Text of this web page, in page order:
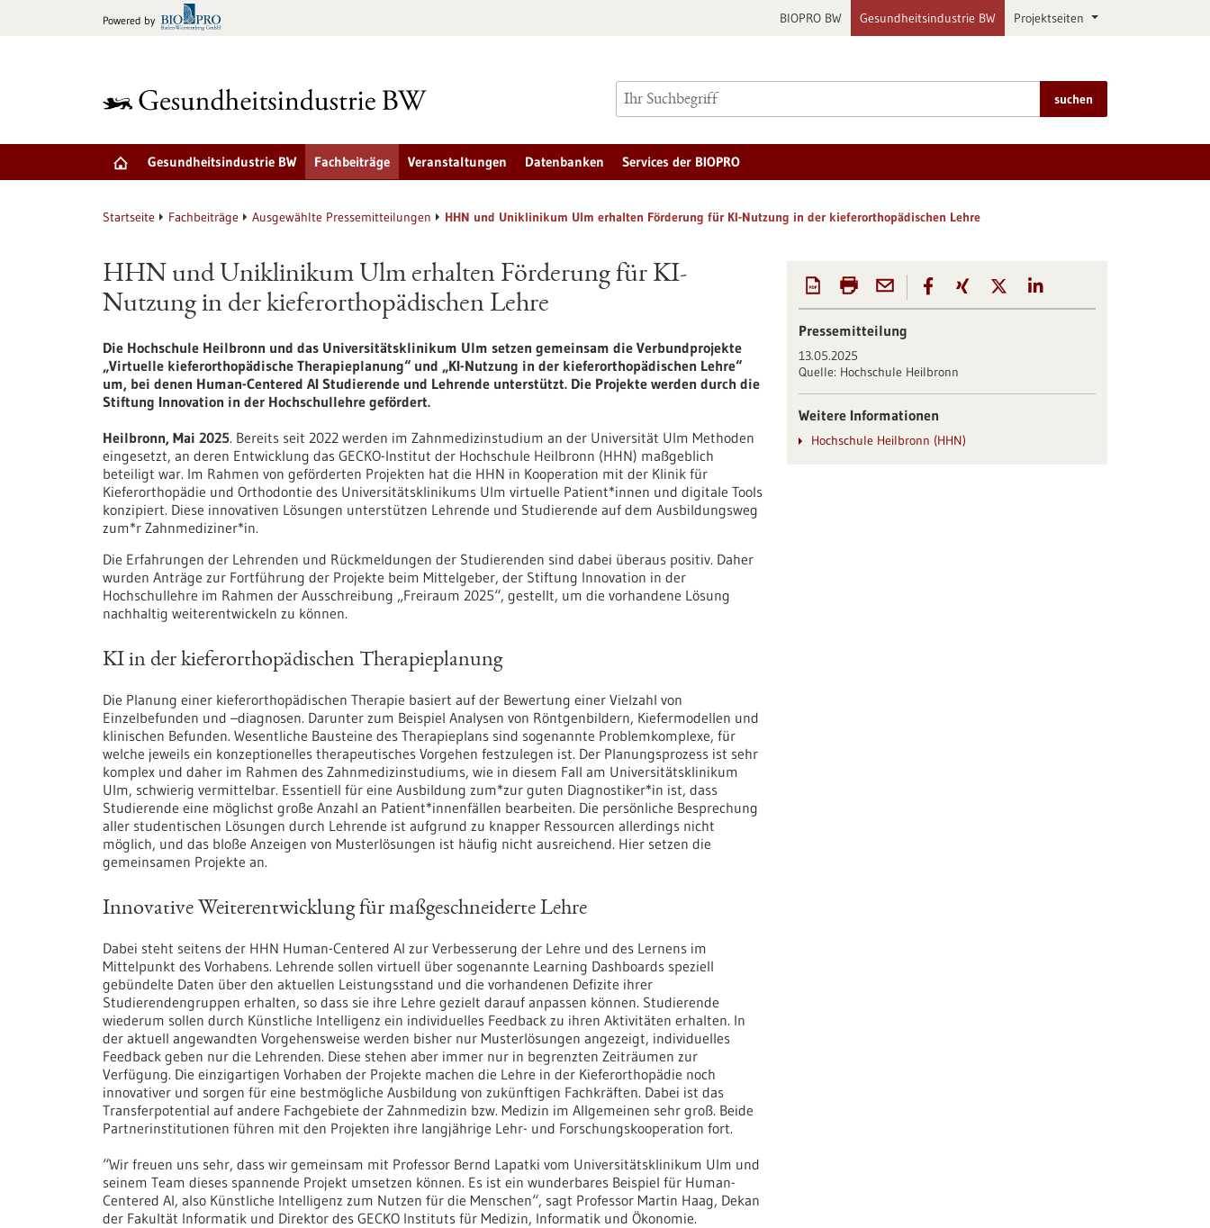
Powered by BIOPRO BW Gesundheitsindustrie BW Projektseiten
suchen
Gesundheitsindustrie BW Fachbeiträge Veranstaltungen Datenbanken Services der BIOPRO
Startseite Fachbeiträge Ausgewählte Pressemitteilungen HHN und Uniklinikum Ulm erhalten Förderung für KI-Nutzung in der kieferorthopädischen Lehre
HHN und Uniklinikum Ulm erhalten Förderung für KI-
Nutzung in der kieferorthopädischen Lehre
Die Hochschule Heilbronn und das Universitätsklinikum Ulm setzen gemeinsam die Verbundprojekte
„Virtuelle kieferorthopädische Therapieplanung“ und „KI-Nutzung in der kieferorthopädischen Lehre“
um, bei denen Human-Centered AI Studierende und Lehrende unterstützt. Die Projekte werden durch die
Stiftung Innovation in der Hochschullehre gefördert.
Heilbronn, Mai 2025. Bereits seit 2022 werden im Zahnmedizinstudium an der Universität Ulm Methoden
eingesetzt, an deren Entwicklung das GECKO-Institut der Hochschule Heilbronn (HHN) maßgeblich
beteiligt war. Im Rahmen von geförderten Projekten hat die HHN in Kooperation mit der Klinik für
Kieferorthopädie und Orthodontie des Universitätsklinikums Ulm virtuelle Patient*innen und digitale Tools
konzipiert. Diese innovativen Lösungen unterstützen Lehrende und Studierende auf dem Ausbildungsweg
zum*r Zahnmediziner*in.
Die Erfahrungen der Lehrenden und Rückmeldungen der Studierenden sind dabei überaus positiv. Daher
wurden Anträge zur Fortführung der Projekte beim Mittelgeber, der Stiftung Innovation in der
Hochschullehre im Rahmen der Ausschreibung „Freiraum 2025“, gestellt, um die vorhandene Lösung
nachhaltig weiterentwickeln zu können.
KI in der kieferorthopädischen Therapieplanung
Die Planung einer kieferorthopädischen Therapie basiert auf der Bewertung einer Vielzahl von
Einzelbefunden und –diagnosen. Darunter zum Beispiel Analysen von Röntgenbildern, Kiefermodellen und
klinischen Befunden. Wesentliche Bausteine des Therapieplans sind sogenannte Problemkomplexe, für
welche jeweils ein konzeptionelles therapeutisches Vorgehen festzulegen ist. Der Planungsprozess ist sehr
komplex und daher im Rahmen des Zahnmedizinstudiums, wie in diesem Fall am Universitätsklinikum
Ulm, schwierig vermittelbar. Essentiell für eine Ausbildung zum*zur guten Diagnostiker*in ist, dass
Studierende eine möglichst große Anzahl an Patient*innenfällen bearbeiten. Die persönliche Besprechung
aller studentischen Lösungen durch Lehrende ist aufgrund zu knapper Ressourcen allerdings nicht
möglich, und das bloße Anzeigen von Musterlösungen ist häufig nicht ausreichend. Hier setzen die
gemeinsamen Projekte an.
Innovative Weiterentwicklung für maßgeschneiderte Lehre
Dabei steht seitens der HHN Human-Centered AI zur Verbesserung der Lehre und des Lernens im
Mittelpunkt des Vorhabens. Lehrende sollen virtuell über sogenannte Learning Dashboards speziell
gebündelte Daten über den aktuellen Leistungsstand und die vorhandenen Defizite ihrer
Studierendengruppen erhalten, so dass sie ihre Lehre gezielt darauf anpassen können. Studierende
wiederum sollen durch Künstliche Intelligenz ein individuelles Feedback zu ihren Aktivitäten erhalten. In
der aktuell angewandten Vorgehensweise werden bisher nur Musterlösungen angezeigt, individuelles
Feedback geben nur die Lehrenden. Diese stehen aber immer nur in begrenzten Zeiträumen zur
Verfügung. Die einzigartigen Vorhaben der Projekte machen die Lehre in der Kieferorthopädie noch
innovativer und sorgen für eine bestmögliche Ausbildung von zukünftigen Fachkräften. Dabei ist das
Transferpotential auf andere Fachgebiete der Zahnmedizin bzw. Medizin im Allgemeinen sehr groß. Beide
Partnerinstitutionen führen mit den Projekten ihre langjährige Lehr- und Forschungskooperation fort.
“Wir freuen uns sehr, dass wir gemeinsam mit Professor Bernd Lapatki vom Universitätsklinikum Ulm und
seinem Team dieses spannende Projekt umsetzen können. Es ist ein wunderbares Beispiel für Human-
Centered AI, also Künstliche Intelligenz zum Nutzen für die Menschen“, sagt Professor Martin Haag, Dekan
der Fakultät Informatik und Direktor des GECKO Instituts für Medizin, Informatik und Ökonomie.
Pressemitteilung
13.05.2025
Quelle: Hochschule Heilbronn
Weitere Informationen
Hochschule Heilbronn (HHN)